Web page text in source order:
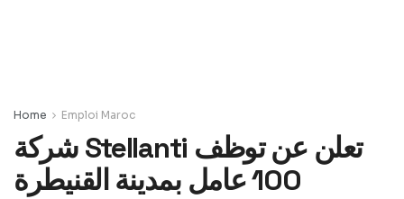
Home Emploi Maroc
شركة Stellanti تعلن عن توظف
100 عامل بمدينة القنيطرة